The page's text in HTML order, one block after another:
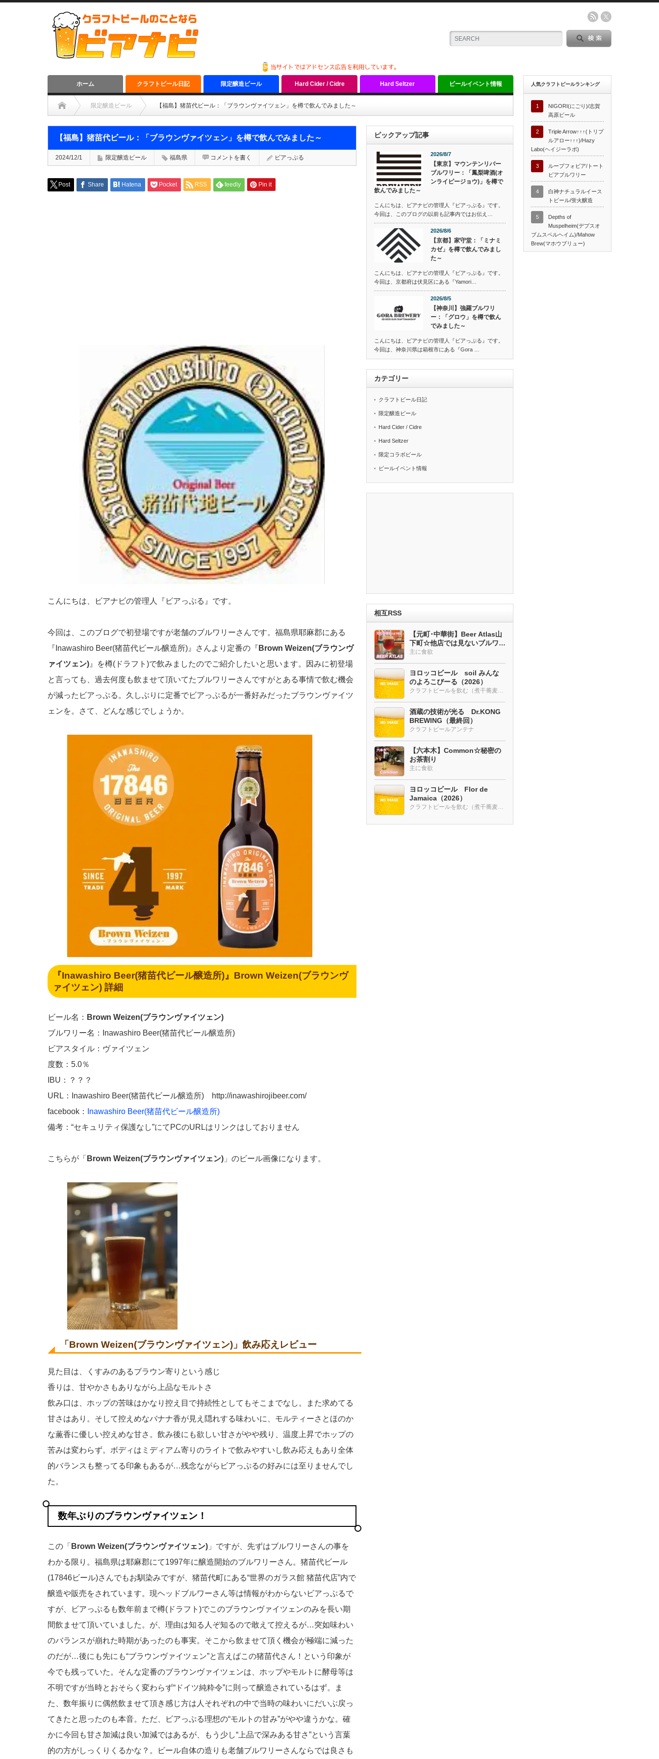
ホーム クラフトビール日記 限定醸造ビール Hard Cider / Cidre Hard Seltzer ビールイベント情報
限定醸造ビール 【福島】猪苗代ビール：「ブラウンヴァイツェン」を樽で飲んでみました～
【福島】猪苗代ビール：「ブラウンヴァイツェン」を樽で飲んでみました～
2024/12/1 限定醸造ビール 福島県 コメントを書く ビアっぷる
Post Share Hatena Pocket RSS feedly Pin it
こんにちは、ビアナビの管理人『ビアっぷる』です。
今回は、このブログで初登場ですが老舗のブルワリーさんです。福島県耶麻郡にある
『Inawashiro Beer(猪苗代ビール醸造所)』さんより定番の『 Brown Weizen(ブラウンヴ
ァイツェン) 』を樽(ドラフト)で飲みましたのでご紹介したいと思います。因みに初登場
と言っても、過去何度も飲ませて頂いてたブルワリーさんですがとある事情で飲む機会
が減ったビアっぷる。久しぶりに定番でビアっぷるが一番好みだったブラウンヴァイツ
ェンを。さて、どんな感じでしょうか。
『Inawashiro Beer(猪苗代ビール醸造所)』Brown Weizen(ブラウンヴ
ァイツェン) 詳細
ビール名： Brown Weizen(ブラウンヴァイツェン)
ブルワリー名：Inawashiro Beer(猪苗代ビール醸造所)
ビアスタイル：ヴァイツェン
度数：5.0％
IBU：？？？
URL：Inawashiro Beer(猪苗代ビール醸造所) http://inawashirojibeer.com/
facebook：
Inawashiro Beer(猪苗代ビール醸造所)
備考：“セキュリティ保護なし”にてPCのURLはリンクはしておりません
こちらが「 Brown Weizen(ブラウンヴァイツェン) 」のビール画像になります。
「Brown Weizen(ブラウンヴァイツェン)」飲み応えレビュー
見た目は、くすみのあるブラウン寄りという感じ
香りは、甘やかさもありながら上品なモルトさ
飲み口は、ホップの苦味はかなり控え目で持続性としてもそこまでなし。また求めてる
甘さはあり。そして控えめなバナナ香が見え隠れする味わいに、モルティーさとほのか
な薫香に優しい控えめな甘さ。飲み後にも欲しい甘さがやや残り、温度上昇でホップの
苦みは変わらず。ボディはミディアム寄りのライトで飲みやすいし飲み応えもあり全体
的バランスも整ってる印象もあるが…残念ながらビアっぷるの好みには至りませんでし
た。
数年ぶりのブラウンヴァイツェン！
この「 Brown Weizen(ブラウンヴァイツェン) 」ですが、先ずはブルワリーさんの事を
わかる限り。福島県は耶麻郡にて1997年に醸造開始のブルワリーさん。猪苗代ビール
(17846ビール)さんでもお馴染みですが、猪苗代町にある“世界のガラス館 猪苗代店”内で
醸造や販売をされています。現ヘッドブルワーさん等は情報がわからないビアっぷるで
すが、ビアっぷるも数年前まで樽(ドラフト)でこのブラウンヴァイツェンのみを長い期
間飲ませて頂いていました。が、理由は知る人ぞ知るので敢えて控えるが…突如味わい
のバランスが崩れた時期があったのも事実。そこから飲ませて頂く機会が極端に減った
のだが…後にも先にも“ブラウンヴァイツェン”と言えばこの猪苗代さん！という印象が
今でも残っていた。そんな定番のブラウンヴァイツェンは、ホップやモルトに酵母等は
不明ですが当時とおそらく変わらず“ドイツ純粋令”に則って醸造されているはず。ま
た、数年振りに偶然飲ませて頂き感じ方は人それぞれの中で当時の味わいにだいぶ戻っ
てきたと思ったのも本音。ただ、ビアっぷる理想の“モルトの甘み”がやや違うかな。確
かに今回も甘さ加減は良い加減ではあるが、もう少し“上品で深みある甘さ”という言葉
的の方がしっくりくるかな？。ビール自体の造りも老舗ブルワリーさんならでは良さも
ピックアップ記事
2026/8/7
【東京】マウンテンリバー
ブルワリー：「鳳梨啤酒(オ
ンライピージョウ)」を樽で
飲んでみました～
こんにちは、ビアナビの管理人『ビアっぷる』です。
今回は、このブログの以前も記事内ではお伝え…
2026/8/6
【京都】家守堂：「ミナミ
カゼ」を樽で飲んでみまし
た～
こんにちは、ビアナビの管理人『ビアっぷる』です。
今回は、京都府は伏見区にある『Yamori…
2026/8/5
【神奈川】強羅ブルワリ
ー：「グロウ」を樽で飲ん
でみました～
こんにちは、ビアナビの管理人『ビアっぷる』です。
今回は、神奈川県は箱根市にある『Gora …
カテゴリー
クラフトビール日記
限定醸造ビール
Hard Cider / Cidre
Hard Seltzer
限定コラボビール
ビールイベント情報
相互RSS
【元町･中華街】Beer Atlas山
下町☆他店では見ないブルワリ
ー多め
主に食欲
ヨロッコビール soil みんな
のよろこびーる（2026）
クラフトビールを飲む（煮干蕎麦も・・・）
酒蔵の技術が光る Dr.KONG
BREWING（最終回）
クラフトビールアンテナ
【六本木】Common☆秘密の
お茶割り
主に食欲
ヨロッコビール Flor de
Jamaica（2026）
クラフトビールを飲む（煮干蕎麦も・・・）
人気クラフトビールランキング
1
NIGORI(にごり)/志賀
高原ビール
2
Triple Arrow↑↑↑(トリプ
ルアロー↑↑↑)/Hazy
Labo(ヘイジーラボ)
3
ループフォビア/トート
ピアブルワリー
4
白神ナチュラルイース
トビール/蛍火醸造
5
Depths of
Muspelheim(デプスオ
ブムスペルヘイム)/Mahow
Brew(マホウブリュー)